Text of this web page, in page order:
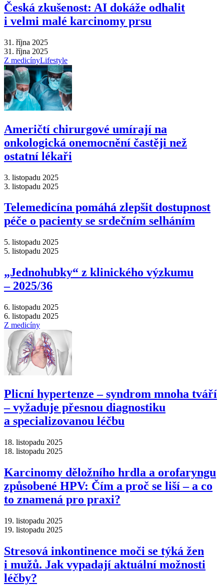
Česká zkušenost: AI dokáže odhalit
i velmi malé karcinomy prsu
31. října 2025
31. října 2025
Z medicínyLifestyle
Američtí chirurgové umírají na
onkologická onemocnění častěji než
ostatní lékaři
3. listopadu 2025
3. listopadu 2025
Telemedicína pomáhá zlepšit dostupnost
péče o pacienty se srdečním selháním
5. listopadu 2025
5. listopadu 2025
„Jednohubky“ z klinického výzkumu
–⁠ 2025/36
6. listopadu 2025
6. listopadu 2025
Z medicíny
Plicní hypertenze –⁠ syndrom mnoha tváří
–⁠ vyžaduje přesnou diagnostiku
a specializovanou léčbu
18. listopadu 2025
18. listopadu 2025
Karcinomy děložního hrdla a orofaryngu
způsobené HPV: Čím a proč se liší –⁠ a co
to znamená pro praxi?
19. listopadu 2025
19. listopadu 2025
Stresová inkontinence moči se týká žen
i mužů. Jak vypadají aktuální možnosti
léčby?